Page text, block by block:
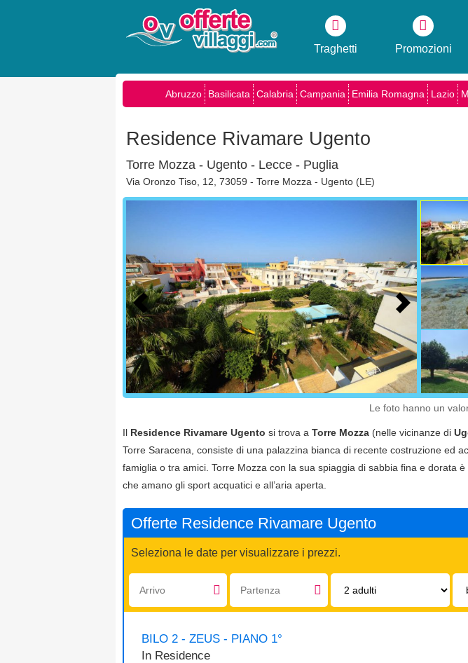
Traghetti Promozioni
Abruzzo Basilicata Calabria Campania Emilia Romagna Lazio
Residence Rivamare Ugento
Torre Mozza - Ugento - Lecce - Puglia
Via Oronzo Tiso, 12, 73059 - Torre Mozza - Ugento (LE)
Le foto hanno un
Il Residence Rivamare Ugento si trova a Torre Mozza (nelle vicinanze di
Torre Saracena, consiste di una palazzina bianca di recente costruzione ed
famiglia o tra amici. Torre Mozza con la sua spiaggia di sabbia fina e dorata
che amano gli sport acquatici e all’aria aperta.
Offerte Residence Rivamare Ugento
Seleziona le date per visualizzare i prezzi.
Arrivo: Partenza: Adulti:
17
BILO 2 - ZEUS - PIANO 1°
In Residence